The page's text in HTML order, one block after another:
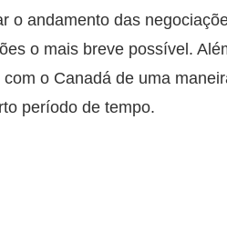
o andamento das
o mais breve possível.
o Canadá de uma
período de tempo.